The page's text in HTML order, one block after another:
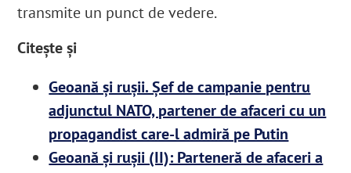
transmite un punct de vedere.
Citește și
Geoană și rușii. Șef de campanie pentru
adjunctul NATO, partener de afaceri cu un
propagandist care-l admiră pe Putin
Geoană și rușii (II): Parteneră de afaceri a